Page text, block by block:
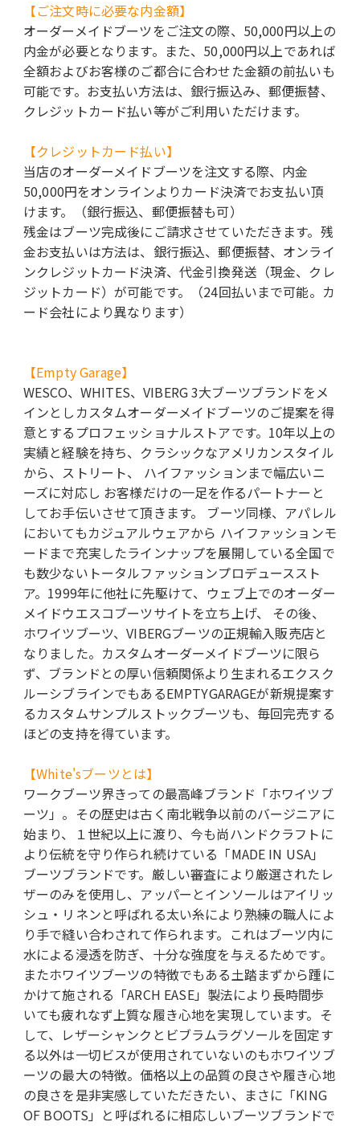
【ご注文時に必要な内金額】
オーダーメイドブーツをご注文の際、50,000円以上の
内金が必要となります。また、50,000円以上であれば
全額およびお客様のご都合に合わせた金額の前払いも
可能です。お支払い方法は、銀行振込み、郵便振替、
クレジットカード払い等がご利用いただけます。
【クレジットカード払い】
当店のオーダーメイドブーツを注文する際、内金
50,000円をオンラインよりカード決済でお支払い頂
けます。（銀行振込、郵便振替も可）
残金はブーツ完成後にご請求させていただきます。残
金お支払いは方法は、銀行振込、郵便振替、オンライ
ンクレジットカード決済、代金引換発送（現金、クレ
ジットカード）が可能です。（24回払いまで可能。カ
ード会社により異なります）
【Empty Garage】
WESCO、WHITES、VIBERG 3大ブーツブランドをメ
インとしカスタムオーダーメイドブーツのご提案を得
意とするプロフェッショナルストアです。10年以上の
実績と経験を持ち、クラシックなアメリカンスタイル
から、ストリート、 ハイファッションまで幅広いニ
ーズに対応し お客様だけの一足を作るパートナーと
してお手伝いさせて頂きます。 ブーツ同様、アパレル
においてもカジュアルウェアから ハイファッションモ
ードまで充実したラインナップを展開している全国で
も数少ないトータルファッションプロデューススト
ア。1999年に他社に先駆けて、ウェブ上でのオーダー
メイドウエスコブーツサイトを立ち上げ、 その後、
ホワイツブーツ、VIBERGブーツの正規輸入販売店と
なりました。カスタムオーダーメイドブーツに限ら
ず、ブランドとの厚い信頼関係より生まれるエクスク
ルーシブラインでもあるEMPTYGARAGEが新規提案す
るカスタムサンプルストックブーツも、毎回完売する
ほどの支持を得ています。
【White'sブーツとは】
ワークブーツ界きっての最高峰ブランド「ホワイツブ
ーツ」。その歴史は古く南北戦争以前のバージニアに
始まり、１世紀以上に渡り、今も尚ハンドクラフトに
より伝統を守り作られ続けている「MADE IN USA」
ブーツブランドです。厳しい審査により厳選されたレ
ザーのみを使用し、アッパーとインソールはアイリッ
シュ・リネンと呼ばれる太い糸により熟練の職人によ
り手で縫い合わされて作られます。これはブーツ内に
水による浸透を防ぎ、十分な強度を与えるためです。
またホワイツブーツの特徴でもある土踏まずから踵に
かけて施される「ARCH EASE」製法により長時間歩
いても疲れなず上質な履き心地を実現しています。そ
して、レザーシャンクとビブラムラグソールを固定す
る以外は一切ビスが使用されていないのもホワイツブ
ーツの最大の特徴。価格以上の品質の良さや履き心地
の良さを是非実感していただきたい、まさに「KING
OF BOOTS」と呼ばれるに相応しいブーツブランドで